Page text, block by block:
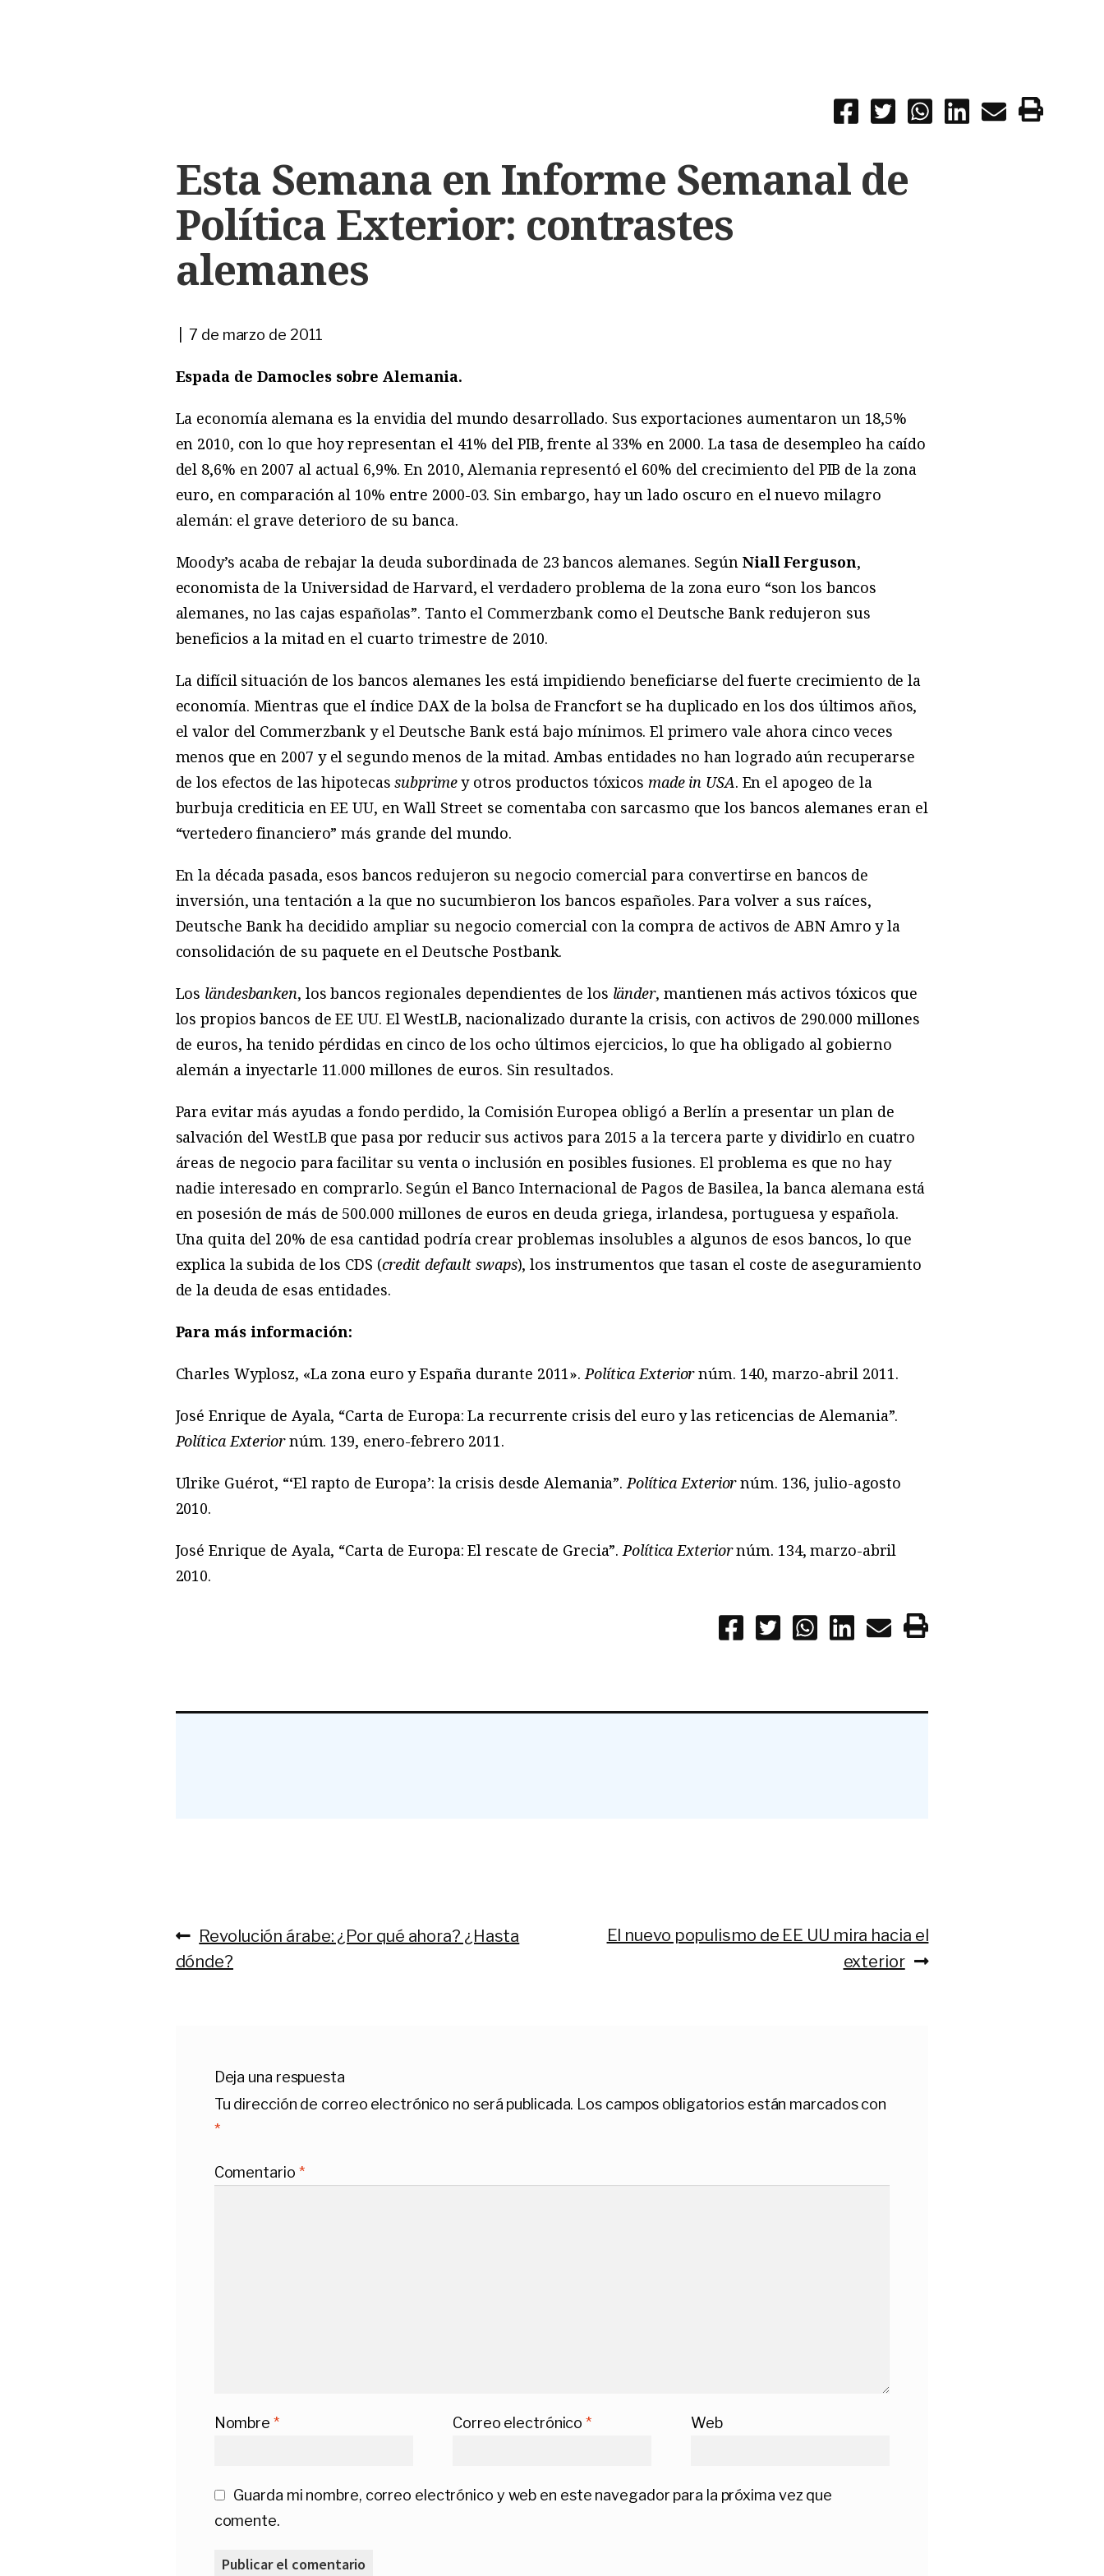
Esta Semana en Informe Semanal de
Política Exterior: contrastes
alemanes
| 7 de marzo de 2011
Espada de Damocles sobre Alemania.
La economía alemana es la envidia del mundo desarrollado. Sus exportaciones aumentaron un 18,5%
en 2010, con lo que hoy representan el 41% del PIB, frente al 33% en 2000. La tasa de desempleo ha caído
del 8,6% en 2007 al actual 6,9%. En 2010, Alemania representó el 60% del crecimiento del PIB de la zona
euro, en comparación al 10% entre 2000-03. Sin embargo, hay un lado oscuro en el nuevo milagro
alemán: el grave deterioro de su banca.
Moody’s acaba de rebajar la deuda subordinada de 23 bancos alemanes. SegúnNiall Ferguson,
economista de la Universidad de Harvard, el verdadero problema de la zona euro “son los bancos
alemanes, no las cajas españolas”. Tanto el Commerzbank como el Deutsche Bank redujeron sus
beneficios a la mitad en el cuarto trimestre de 2010.
La difícil situación de los bancos alemanes les está impidiendo beneficiarse del fuerte crecimiento de la
economía. Mientras que el índice DAX de la bolsa de Francfort se ha duplicado en los dos últimos años,
el valor del Commerzbank y el Deutsche Bank está bajo mínimos. El primero vale ahora cinco veces
menos que en 2007 y el segundo menos de la mitad. Ambas entidades no han logrado aún recuperarse
de los efectos de las hipotecassubprimey otros productos tóxicos made in USA. En el apogeo de la
burbuja crediticia en EE UU, en Wall Street se comentaba con sarcasmo que los bancos alemanes eran el
“vertedero financiero” más grande del mundo.
En la década pasada, esos bancos redujeron su negocio comercial para convertirse en bancos de
inversión, una tentación a la que no sucumbieron los bancos españoles. Para volver a sus raíces,
Deutsche Bank ha decidido ampliar su negocio comercial con la compra de activos de ABN Amro y la
consolidación de su paquete en el Deutsche Postbank.
Los ländesbanken, los bancos regionales dependientes de los länder, mantienen más activos tóxicos que
los propios bancos de EE UU. El WestLB, nacionalizado durante la crisis, con activos de 290.000 millones
de euros, ha tenido pérdidas en cinco de los ocho últimos ejercicios, lo que ha obligado al gobierno
alemán a inyectarle 11.000 millones de euros. Sin resultados.
Para evitar más ayudas a fondo perdido, la Comisión Europea obligó a Berlín a presentar un plan de
salvación del WestLB que pasa por reducir sus activos para 2015 a la tercera parte y dividirlo en cuatro
áreas de negocio para facilitar su venta o inclusión en posibles fusiones. El problema es que no hay
nadie interesado en comprarlo. Según el Banco Internacional de Pagos de Basilea, la banca alemana está
en posesión de más de 500.000 millones de euros en deuda griega, irlandesa, portuguesa y española.
Una quita del 20% de esa cantidad podría crear problemas insolubles a algunos de esos bancos, lo que
explica la subida de los CDS (credit default swaps), los instrumentos que tasan el coste de aseguramiento
de la deuda de esas entidades.
Para más información:
Charles Wyplosz, «La zona euro y España durante 2011».Política Exteriornúm. 140, marzo-abril 2011.
José Enrique de Ayala, “Carta de Europa: La recurrente crisis del euro y las reticencias de Alemania”.
Política Exteriornúm. 139, enero-febrero 2011.
Ulrike Guérot, “‘El rapto de Europa’: la crisis desde Alemania”.Política Exteriornúm. 136, julio-agosto
2010.
José Enrique de Ayala, “Carta de Europa: El rescate de Grecia”.Política Exteriornúm. 134, marzo-abril
2010.
Navegación
de
Anterior:
Revolución árabe: ¿Por qué ahora? ¿Hasta
dónde?
Siguiente:
El nuevo populismo de EE UU mira hacia el
exterior
Deja una respuesta
Tu dirección de correo electrónico no será publicada. Los campos obligatorios están marcados con
*
Comentario *
Nombre * Correo electrónico* Web
Guarda mi nombre, correo electrónico y web en este navegador para la próxima vez que
comente.